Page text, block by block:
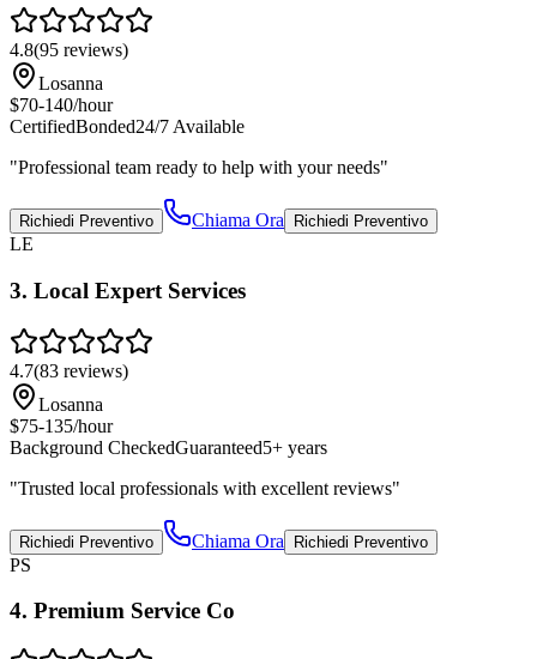
4.8(95 reviews)
Losanna
$70-140/hour
CertifiedBonded24/7 Available
"Professional team ready to help with your needs"
Richiedi Preventivo Chiama Ora Richiedi Preventivo
LE
3. Local Expert Services
4.7(83 reviews)
Losanna
$75-135/hour
Background CheckedGuaranteed5+ years
"Trusted local professionals with excellent reviews"
Richiedi Preventivo Chiama Ora Richiedi Preventivo
PS
4. Premium Service Co